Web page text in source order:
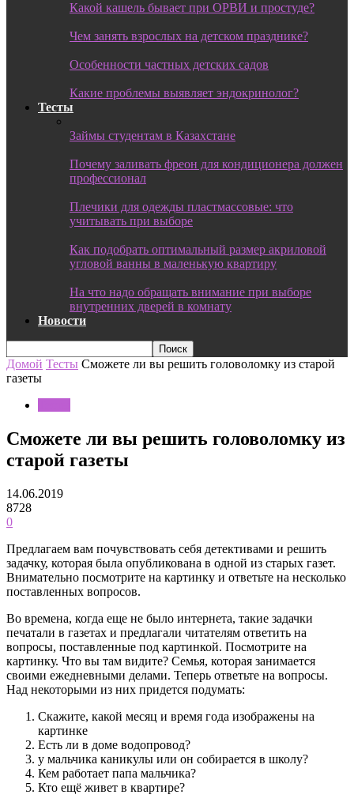
Какой кашель бывает при ОРВИ и простуде?
Чем занять взрослых на детском празднике?
Особенности частных детских садов
Какие проблемы выявляет эндокринолог?
Тесты
Займы студентам в Казахстане
Почему заливать фреон для кондиционера должен
профессионал
Плечики для одежды пластмассовые: что
учитывать при выборе
Как подобрать оптимальный размер акриловой
угловой ванны в маленькую квартиру
На что надо обращать внимание при выборе
внутренних дверей в комнату
Новости
Домой Тесты Сможете ли вы решить головоломку из старой
газеты
Сможете ли вы решить головоломку из
старой газеты
14.06.2019
8728
0
Предлагаем вам почувствовать себя детективами и решить
задачку, которая была опубликована в одной из старых газет.
Внимательно посмотрите на картинку и ответьте на несколько
поставленных вопросов.
Во времена, когда еще не было интернета, такие задачки
печатали в газетах и предлагали читателям ответить на
вопросы, поставленные под картинкой. Посмотрите на
картинку. Что вы там видите? Семья, которая занимается
своими ежедневными делами. Теперь ответьте на вопросы.
Над некоторыми из них придется подумать:
Скажите, какой месяц и время года изображены на
картинке
Есть ли в доме водопровод?
у мальчика каникулы или он собирается в школу?
Кем работает папа мальчика?
Кто ещё живет в квартире?